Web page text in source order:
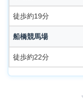
徒歩約19分
船橋競馬場
徒歩約22分